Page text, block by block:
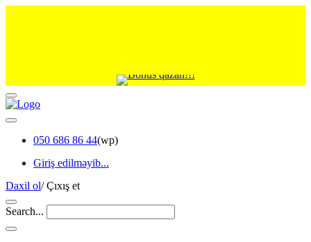
050 686 86 44(wp)
Giriş edilməyib...
Daxil ol/Çıxış et
Search...